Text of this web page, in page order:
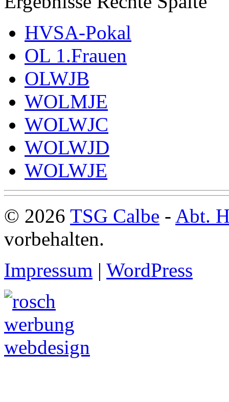
HVSA-Pokal
OL 1.Frauen
OLWJB
WOLMJE
WOLWJC
WOLWJD
WOLWJE
© 2026 TSG Calbe - Abt.
vorbehalten.
Impressum | WordPress